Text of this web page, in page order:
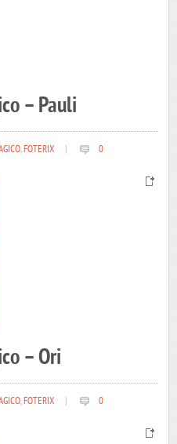
– Pauli
,FOTERIX 0
– Ori
,FOTERIX 0